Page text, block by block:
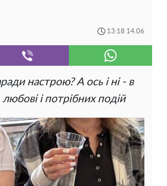
13:18 14.06
настрою? А ось і ні - в
і потрібних подій